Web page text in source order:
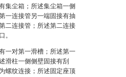
集尘箱；所述集尘箱一侧
一连接管另一端固接有抽
二连接管；所述第二连接
。
一对第一滑槽；所述第一
滑柱一侧侧壁固接有刮
螺纹连接；所述固定座顶